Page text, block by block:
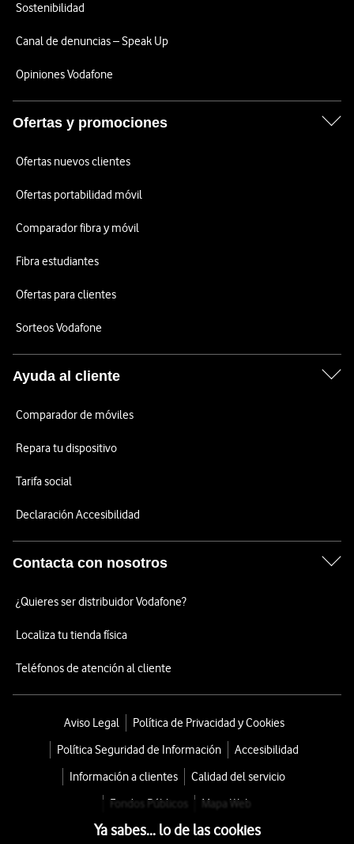
Sostenibilidad
Canal de denuncias – Speak Up
Opiniones Vodafone
Ofertas y promociones
Ofertas nuevos clientes
Ofertas portabilidad móvil
Comparador fibra y móvil
Fibra estudiantes
Ofertas para clientes
Sorteos Vodafone
Ayuda al cliente
Comparador de móviles
Repara tu dispositivo
Tarifa social
Declaración Accesibilidad
Contacta con nosotros
¿Quieres ser distribuidor Vodafone?
Localiza tu tienda física
Teléfonos de atención al cliente
Aviso Legal
Política de Privacidad y Cookies
Política Seguridad de Información
Accesibilidad
Información a clientes
Calidad del servicio
Fondos Públicos
Mapa Web
Ya sabes... lo de las cookies